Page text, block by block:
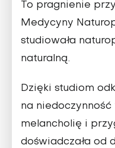
To pragnienie
Medycyny
studiowała
naturalną.
Dzięki studiom
na niedoczynność
melancholię i
doświadczała od